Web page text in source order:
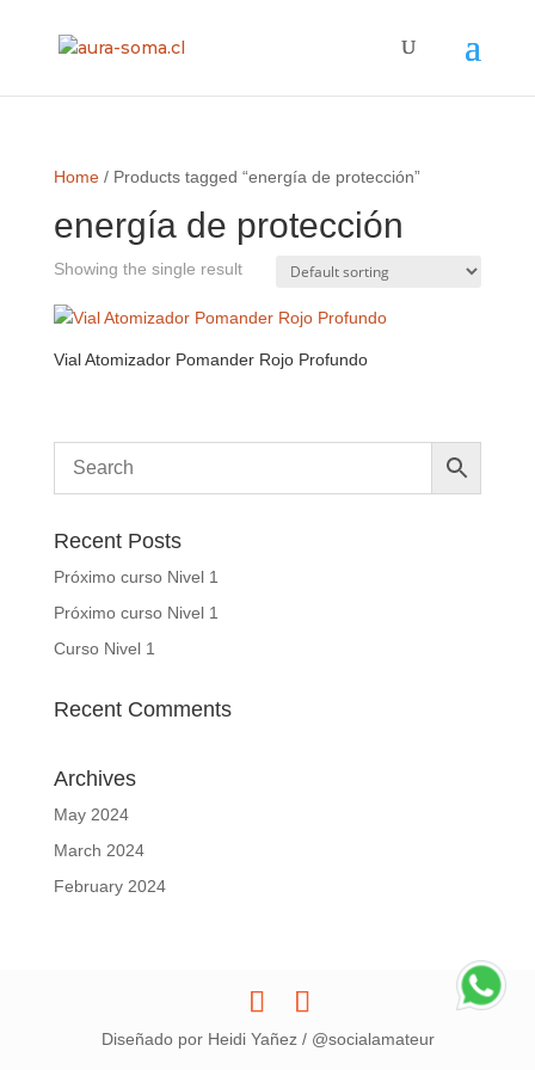
Home/ Products tagged “energía de protección”
energía de protección
Showing the single result
Vial Atomizador Pomander Rojo Profundo
Recent Posts
Próximo curso Nivel 1
Próximo curso Nivel 1
Curso Nivel 1
Recent Comments
Archives
May 2024
March 2024
February 2024
Diseñado por Heidi Yañez / @socialamateur